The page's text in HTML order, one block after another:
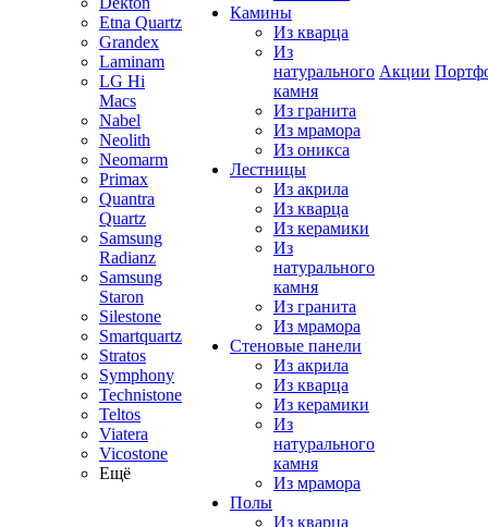
Etna Quartz
Grandex
Laminam
LG Hi
Macs
Nabel
Neolith
Neomarm
Primax
Quantra
Quartz
Samsung
Radianz
Samsung
Staron
Silestone
Smartquartz
Stratos
Symphony
Technistone
Teltos
Viatera
Vicostone
Ещё
Камины
Из кварца
Из
натурального
камня
Из гранита
Из мрамора
Из оникса
Лестницы
Из акрила
Из кварца
Из керамики
Из
натурального
камня
Из гранита
Из мрамора
Стеновые панели
Из акрила
Из кварца
Из керамики
Из
натурального
камня
Из мрамора
Полы
Из кварца
Акции